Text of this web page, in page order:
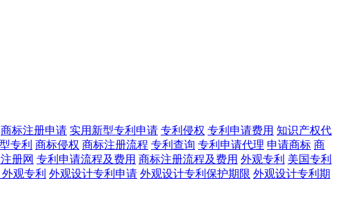
商标注册申请 实用新型专利申请 专利侵权 专利申请费用 知识产权代
专利 商标侵权 商标注册流程 专利查询 专利申请代理 申请商标 商
册网 专利申请流程及费用 商标注册流程及费用 外观专利 美国专利
观专利 外观设计专利申请 外观设计专利保护期限 外观设计专利期